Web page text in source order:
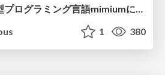
音楽のための関数型プログラミング言語mimiumにおける多段階計算の活用
1 380